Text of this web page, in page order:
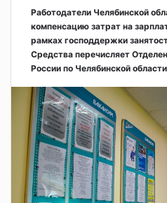
Работодатели Челябинской
компенсацию затрат на
рамках господдержки
Средства перечисляет
России по Челябинской